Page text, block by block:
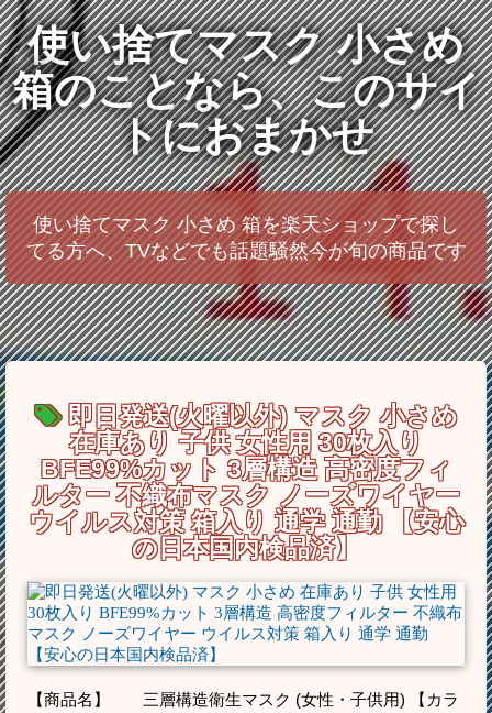
使い捨てマスク 小さめ
箱のことなら、このサイ
トにおまかせ
使い捨てマスク 小さめ 箱を楽天ショップで探し
てる方へ、TVなどでも話題騒然今が旬の商品です
即日発送(火曜以外) マスク 小さめ
在庫あり 子供 女性用 30枚入り
BFE99%カット 3層構造 高密度フィ
ルター 不織布マスク ノーズワイヤー
ウイルス対策 箱入り 通学 通勤 【安心
の日本国内検品済】
【商品名】 三層構造衛生マスク (女性・子供用) 【カラ